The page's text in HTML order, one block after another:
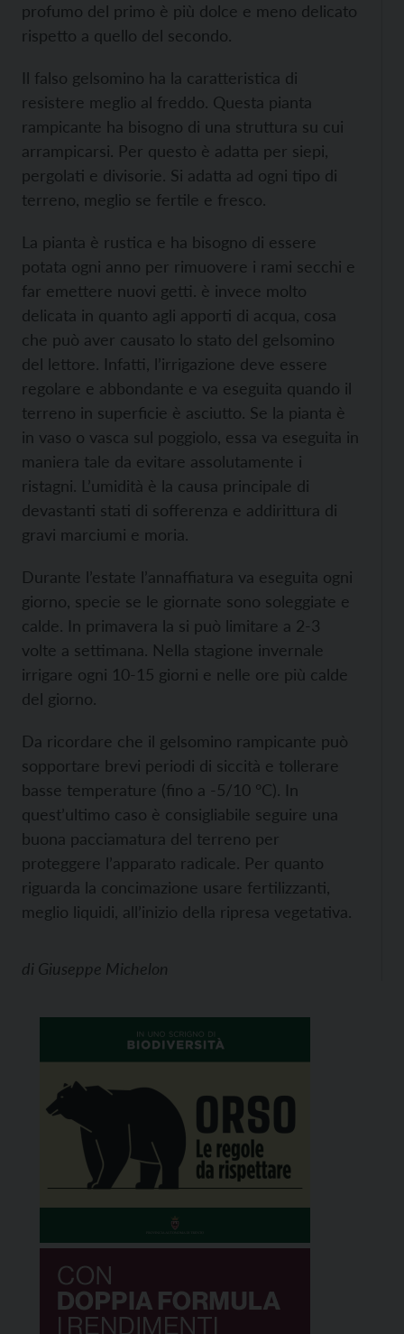
profumo del primo è più dolce e meno delicato
rispetto a quello del secondo.
Il falso gelsomino ha la caratteristica di
resistere meglio al freddo. Questa pianta
rampicante ha bisogno di una struttura su cui
arrampicarsi. Per questo è adatta per siepi,
pergolati e divisorie. Si adatta ad ogni tipo di
terreno, meglio se fertile e fresco.
La pianta è rustica e ha bisogno di essere
potata ogni anno per rimuovere i rami secchi e
far emettere nuovi getti. è invece molto
delicata in quanto agli apporti di acqua, cosa
che può aver causato lo stato del gelsomino
del lettore. Infatti, l’irrigazione deve essere
regolare e abbondante e va eseguita quando il
terreno in superficie è asciutto. Se la pianta è
in vaso o vasca sul poggiolo, essa va eseguita in
maniera tale da evitare assolutamente i
ristagni. L’umidità è la causa principale di
devastanti stati di sofferenza e addirittura di
gravi marciumi e moria.
Durante l’estate l’annaffiatura va eseguita ogni
giorno, specie se le giornate sono soleggiate e
calde. In primavera la si può limitare a 2-3
volte a settimana. Nella stagione invernale
irrigare ogni 10-15 giorni e nelle ore più calde
del giorno.
Da ricordare che il gelsomino rampicante può
sopportare brevi periodi di siccità e tollerare
basse temperature (fino a -5/10 °C). In
quest’ultimo caso è consigliabile seguire una
buona pacciamatura del terreno per
proteggere l’apparato radicale. Per quanto
riguarda la concimazione usare fertilizzanti,
meglio liquidi, all’inizio della ripresa vegetativa.
di Giuseppe Michelon